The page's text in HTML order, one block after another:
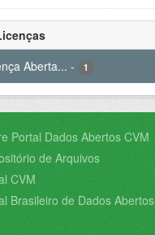
Aberta... - 1
Portal Dados Abertos CVM
de Arquivos
CVM
Brasileiro de Dados Abertos